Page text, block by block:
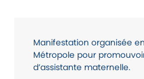
Manifestation organisée
Métropole pour
d’assistante maternelle.